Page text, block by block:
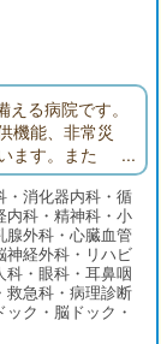
る病院です。
機能、非常災
ます。また
の承認・指定
・消化器内科・循
内科・精神科・小
腺外科・心臓血管
神経外科・リハビ
科・眼科・耳鼻咽
救急科・病理診断
ク・脳ドック・